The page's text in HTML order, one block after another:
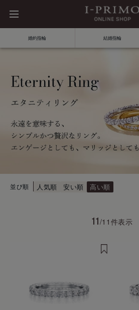
婚約指輪 結婚指輪
並び順 人気順 安い順 高い順
11 /11件表示